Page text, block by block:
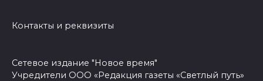
Контакты и реквизиты
Сетевое издание "Новое время"
Учредители ООО «Редакция газеты «Светлый путь»